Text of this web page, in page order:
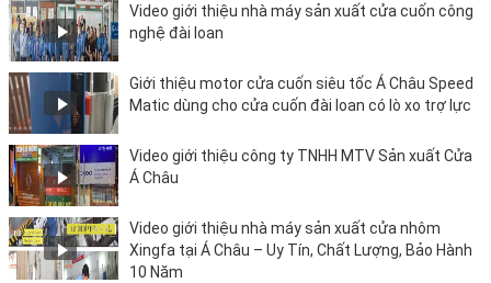
Video giới thiệu nhà máy sản xuất cửa cuốn công
nghệ đài loan
Giới thiệu motor cửa cuốn siêu tốc Á Châu Speed
Matic dùng cho cửa cuốn đài loan có lò xo trợ lực
Video giới thiệu công ty TNHH MTV Sản xuất Cửa
Á Châu
Video giới thiệu nhà máy sản xuất cửa nhôm
Xingfa tại Á Châu – Uy Tín, Chất Lượng, Bảo Hành
10 Năm